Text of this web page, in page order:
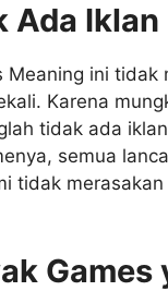
Ada Iklan
Meaning ini tidak
Karena
tidak ada
semua
tidak merasakan
Games